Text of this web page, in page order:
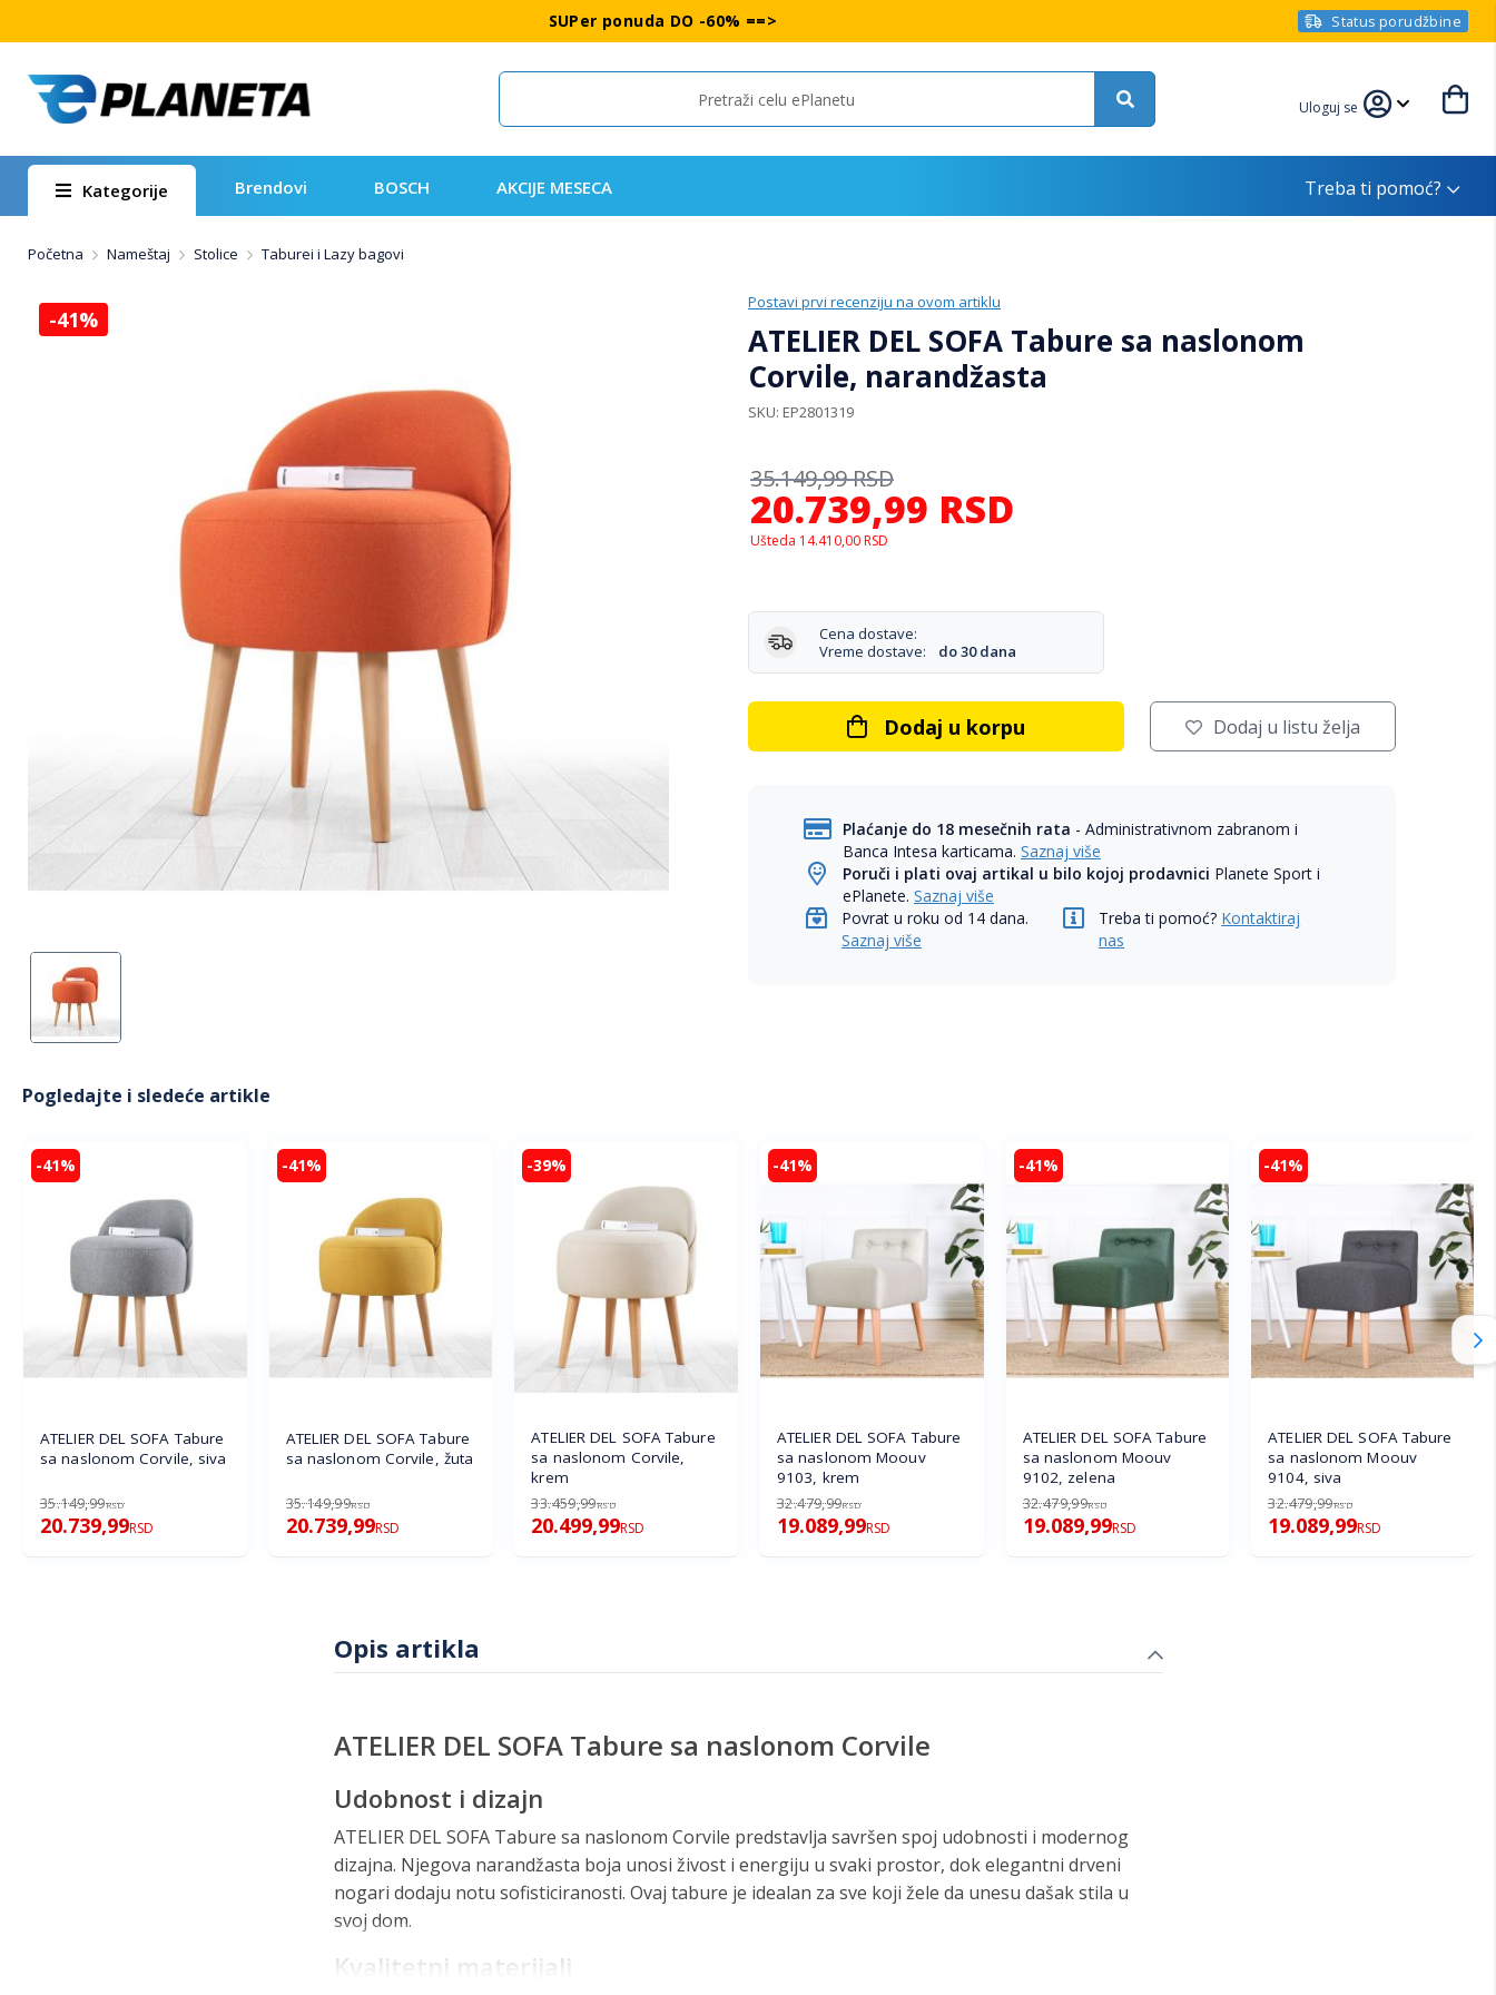
SUPer ponuda DO -60% ==> Status porudžbine
Search Uloguj se
Kategorije Brendovi BOSCH AKCIJE MESECA Treba ti pomoć?
Početna Nameštaj Stolice Taburei i Lazy bagovi
Postavi prvi recenziju na ovom artiklu
ATELIER DEL SOFA Tabure sa naslonom
Corvile, narandžasta
SKU EP2801319
20.739,99 RSD
35.149,99RSD
Ušteda 14.410,00 RSD
Cena dostave:
Vreme dostave:
do 30 dana
Dodaj u korpu Dodaj u listu želja
Plaćanje do 18 mesečnih rata - Administrativnom zabranom i
Banca Intesa karticama.Saznaj više
Poruči i plati ovaj artikal u bilo kojoj prodavnici Planete Sport i
ePlanete.Saznaj više
Povrat u roku od 14 dana.
Saznaj više
Treba ti pomoć? Kontaktiraj
nas
-41%
Pogledajte i sledeće artikle
-41%
ATELIER DEL SOFA Tabure
sa naslonom Corvile, siva
35.149,99RSD
20.739,99RSD
-41%
ATELIER DEL SOFA Tabure
sa naslonom Corvile, žuta
35.149,99RSD
20.739,99RSD
-39%
ATELIER DEL SOFA Tabure
sa naslonom Corvile,
krem
33.459,99RSD
20.499,99RSD
-41%
ATELIER DEL SOFA Tabure
sa naslonom Moouv
9103, krem
32.479,99RSD
19.089,99RSD
-41%
ATELIER DEL SOFA Tabure
sa naslonom Moouv
9102, zelena
32.479,99RSD
19.089,99RSD
-41%
ATELIER DEL SOFA Tabure
sa naslonom Moouv
9104, siva
32.479,99RSD
19.089,99RSD
Opis artikla
ATELIER DEL SOFA Tabure sa naslonom Corvile
Udobnost i dizajn
ATELIER DEL SOFA Tabure sa naslonom Corvile predstavlja savršen spoj udobnosti i modernog
dizajna. Njegova narandžasta boja unosi živost i energiju u svaki prostor, dok elegantni drveni
nogari dodaju notu sofisticiranosti. Ovaj tabure je idealan za sve koji žele da unesu dašak stila u
svoj dom.
Kvalitetni materijali